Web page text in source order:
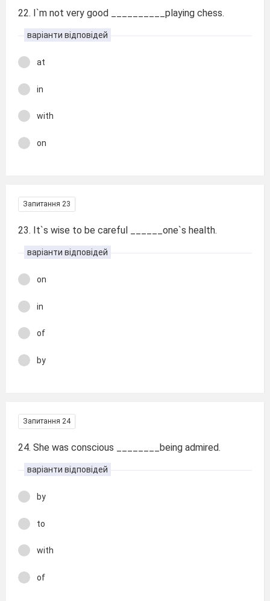
22. I`m not very good __________playing chess.
варіанти відповідей
at
in
with
on
Запитання 23
23. It`s wise to be careful ______one`s health.
варіанти відповідей
on
in
of
by
Запитання 24
24. She was conscious ________being admired.
варіанти відповідей
by
to
with
of